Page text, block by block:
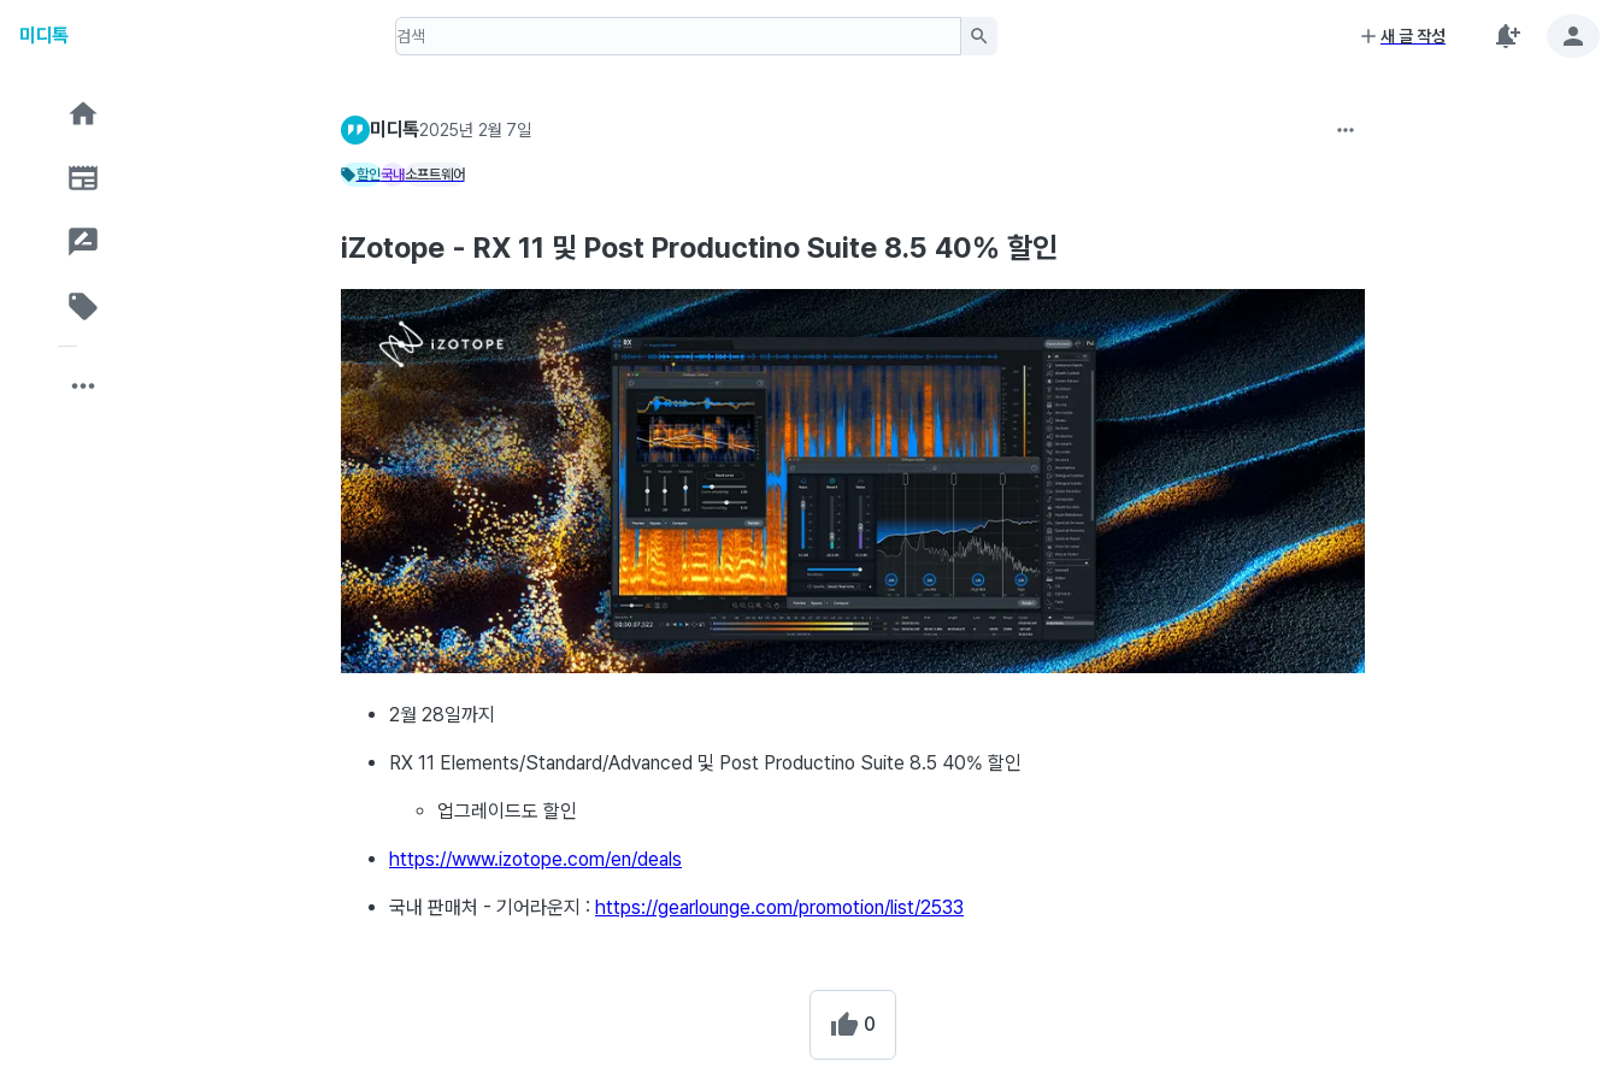
미디톡 새 글 작성
미디톡2025년 2월 7일
할인국내소프트웨어
iZotope - RX 11 및 Post Productino Suite 8.5 40% 할인
2월 28일까지
RX 11 Elements/Standard/Advanced 및 Post Productino Suite 8.5 40% 할인
업그레이드도 할인
https://www.izotope.com/en/deals
국내 판매처 - 기어라운지 : https://gearlounge.com/promotion/list/2533
0